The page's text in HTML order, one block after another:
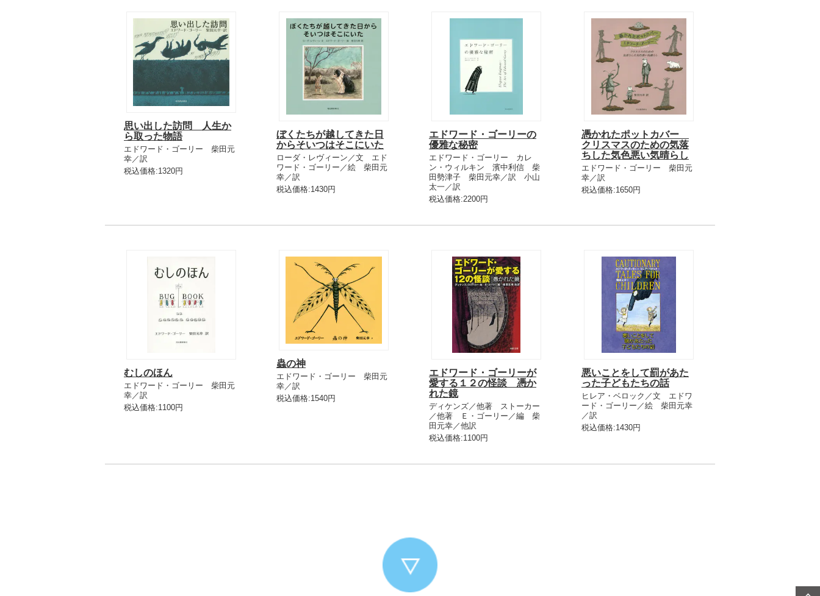
思い出した訪問 人生か
ら取った物語
エドワード・ゴーリー 柴田元
幸／訳
税込価格:1320円
ぼくたちが越してきた日
からそいつはそこにいた
ローダ・レヴィーン／文 エド
ワード・ゴーリー／絵 柴田元
幸／訳
税込価格:1430円
エドワード・ゴーリーの
優雅な秘密
エドワード・ゴーリー カレ
ン・ウィルキン 濱中利信 柴
田勢津子 柴田元幸／訳 小山
太一／訳
税込価格:2200円
憑かれたポットカバー
クリスマスのための気落
ちした気色悪い気晴らし
エドワード・ゴーリー 柴田元
幸／訳
税込価格:1650円
むしのほん
エドワード・ゴーリー 柴田元
幸／訳
税込価格:1100円
蟲の神
エドワード・ゴーリー 柴田元
幸／訳
税込価格:1540円
エドワード・ゴーリーが
愛する１２の怪談 憑か
れた鏡
ディケンズ／他著 ストーカー
／他著 Ｅ・ゴーリー／編 柴
田元幸／他訳
税込価格:1100円
悪いことをして罰があた
った子どもたちの話
ヒレア・ベロック／文 エドワ
ード・ゴーリー／絵 柴田元幸
／訳
税込価格:1430円